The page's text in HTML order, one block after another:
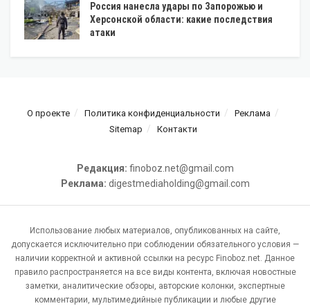
Россия нанесла удары по Запорожью и
Херсонской области: какие последствия
атаки
О проекте Политика конфиденциальности
Реклама
Sitemap
Контакти
Редакция: finoboz.net@gmail.com
Реклама: digestmediaholding@gmail.com
Использование любых материалов, опубликованных на сайте,
допускается исключительно при соблюдении обязательного условия —
наличии корректной и активной ссылки на ресурс Finoboz.net. Данное
правило распространяется на все виды контента, включая новостные
заметки, аналитические обзоры, авторские колонки, экспертные
комментарии, мультимедийные публикации и любые другие